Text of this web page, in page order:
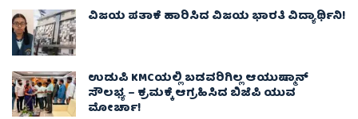
ವಿಜಯ ಪತಾಕೆ ಹಾರಿಸಿದ ವಿಜಯ ಭಾರತಿ ವಿದ್ಯಾರ್ಥಿನಿ!
ಉಡುಪಿ KMCಯಲ್ಲಿ ಬಡವರಿಗಿಲ್ಲ ಆಯುಷ್ಮಾನ್
ಸೌಲಭ್ಯ – ಕ್ರಮಕ್ಕೆ ಆಗ್ರಹಿಸಿದ ಬಿಜೆಪಿ ಯುವ
ಮೋರ್ಚಾ!